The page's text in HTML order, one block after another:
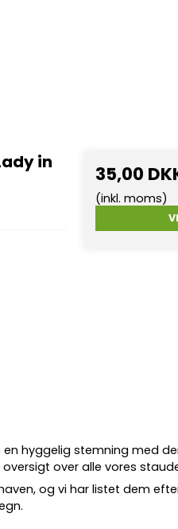
in
35,00
(inkl. moms)
hyggelig stemning med
over alle vores
og vi har listet dem